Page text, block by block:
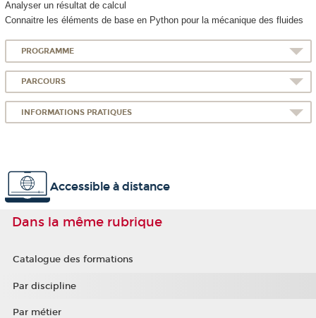
Analyser un résultat de calcul
Connaitre les éléments de base en Python pour la mécanique des fluides
PROGRAMME
PARCOURS
INFORMATIONS PRATIQUES
Accessible à distance
Dans la même rubrique
Catalogue des formations
Par discipline
Par métier